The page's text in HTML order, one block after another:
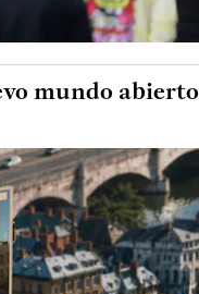
mundo abierto